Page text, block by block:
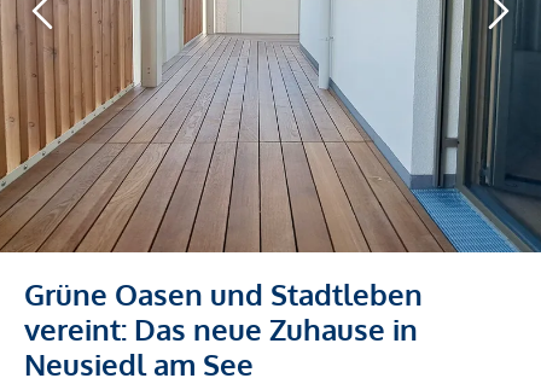
Grüne Oasen und Stadtleben
vereint: Das neue Zuhause in
Neusiedl am See